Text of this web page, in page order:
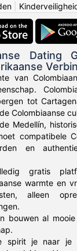
Dating
van
tot
Colombiaanse
Medellín,
compatibele
en
gratis
warmte en
alleen
bouwen al
spirit je naar je